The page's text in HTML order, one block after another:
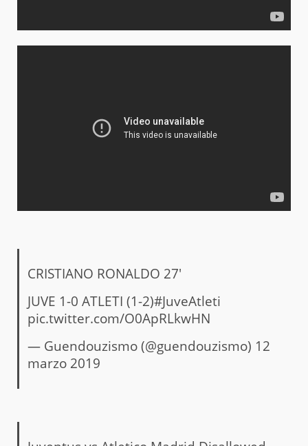
CRISTIANO RONALDO 27′
JUVE 1-0 ATLETI (1-2)#JuveAtleti
pic.twitter.com/O0ApRLkwHN
— Guendouzismo (@guendouzismo) 12
marzo 2019